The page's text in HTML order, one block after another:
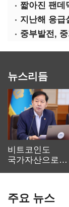
뉴스리듬
비트코인도
국가자산으로…'
주요 뉴스